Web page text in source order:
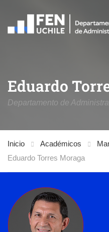
Eduardo
Departamento de
Inicio Académicos
Eduardo Torres Moraga